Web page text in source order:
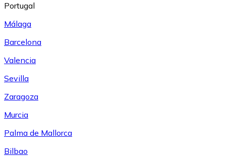
Portugal
Málaga
Barcelona
Valencia
Sevilla
Zaragoza
Murcia
Palma de Mallorca
Bilbao